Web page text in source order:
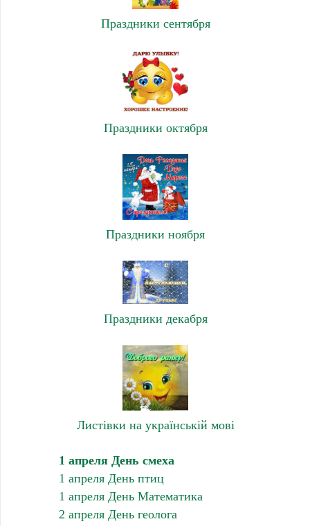
Праздники сентября
Праздники октября
Праздники ноября
Праздники декабря
Листівки на українській мові
1 апреля День смеха
1 апреля День птиц
1 апреля День Математика
2 апреля День геолога